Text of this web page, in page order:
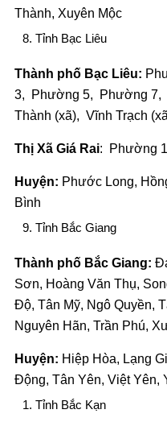
Thành, Xuyên Mộc
Tỉnh Bạc Liêu
Thành phố Bạc Liêu:
3, Phường 5, Phường 7,
Thành (xã), Vĩnh Trạch
Thị Xã Giá Rai: Phường
Huyện: Phước Long,
Bình
Tỉnh Bắc Giang
Thành phố Bắc Giang:
Sơn, Hoàng Văn Thụ,
Độ, Tân Mỹ, Ngô Quyền,
Nguyên Hãn, Trần Phú,
Huyện: Hiệp Hòa, Lạng
Động, Tân Yên, Việt Yên,
Tỉnh Bắc Kạn